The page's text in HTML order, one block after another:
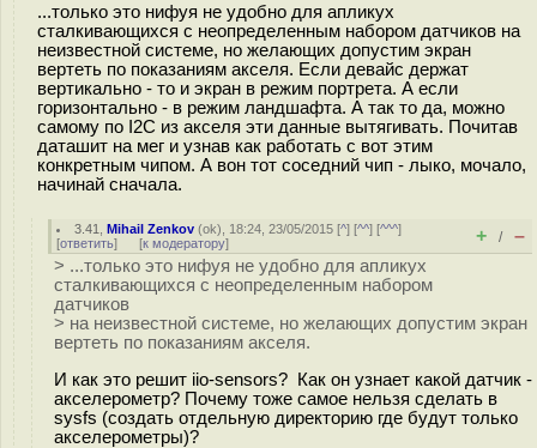
...только это нифуя не удобно для апликух
сталкивающихся с неопределенным набором датчиков на
неизвестной системе, но желающих допустим экран
вертеть по показаниям акселя. Если девайс держат
вертикально - то и экран в режим портрета. А если
горизонтально - в режим ландшафта. А так то да, можно
самому по I2C из акселя эти данные вытягивать. Почитав
даташит на мег и узнав как работать с вот этим
конкретным чипом. А вон тот соседний чип - лыко, мочало,
начинай сначала.
3.41 ,Mihail Zenkov (ok), 18:24, 23/05/2015 [^] [^^] [^^^]
[ответить] [к модератору] + / –
> ...только это нифуя не удобно для апликух
сталкивающихся с неопределенным набором
датчиков
> на неизвестной системе, но желающих допустим экран
вертеть по показаниям акселя.
И как это решит iio-sensors? Как он узнает какой датчик -
акселерометр? Почему тоже самое нельзя сделать в
sysfs (создать отдельную директорию где будут только
акселерометры)?